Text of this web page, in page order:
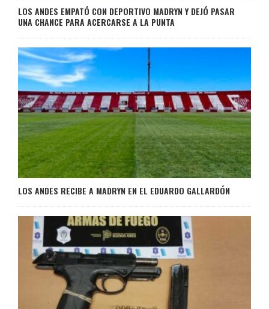
LOS ANDES EMPATÓ CON DEPORTIVO MADRYN Y DEJÓ PASAR
UNA CHANCE PARA ACERCARSE A LA PUNTA
LOS ANDES RECIBE A MADRYN EN EL EDUARDO GALLARDÓN